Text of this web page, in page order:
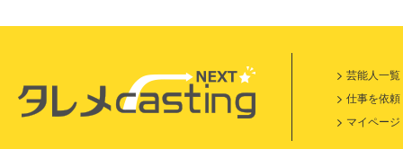
芸能人一覧
仕事を依頼
マイページ